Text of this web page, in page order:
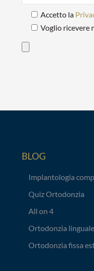
Accetto la
Voglio ricevere
BLOG
Implantologia
Quiz Ortodonzia
All on 4
Ortodonzia linguale
Ortodonzia fissa